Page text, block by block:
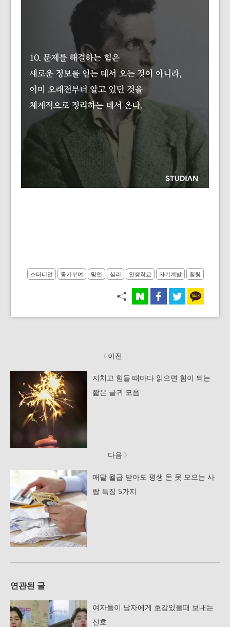
스터디언 동기부여 명언 심리 인생학교 자기계발 힐링
이전
지치고 힘들 때마다 읽으면 힘이 되는
짧은 글귀 모음
다음
매달 월급 받아도 평생 돈 못 모으는 사
람 특징 5가지
연관된 글
여자들이 남자에게 호감있을때 보내는
신호